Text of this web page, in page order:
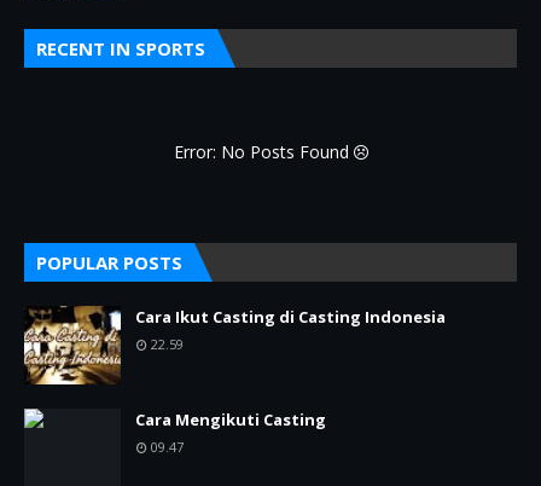
RECENT IN SPORTS
Error: No Posts Found
POPULAR POSTS
Cara Ikut Casting di Casting Indonesia
22.59
Cara Mengikuti Casting
09.47